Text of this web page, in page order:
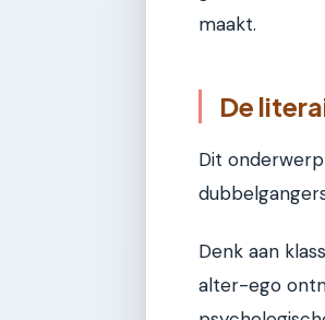
maakt.
De
Dit
Denk aan
alter-ego